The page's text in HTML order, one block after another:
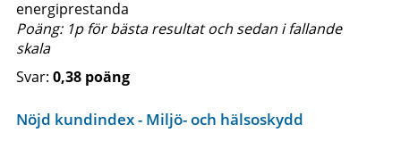
energiprestanda
Poäng: 1p för bästa resultat och sedan i fallande
skala
0,38 poäng
Nöjd kundindex - Miljö- och hälsoskydd